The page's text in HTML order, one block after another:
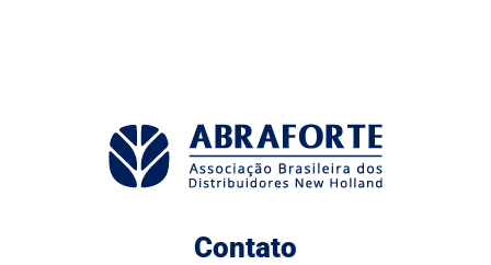
Contato